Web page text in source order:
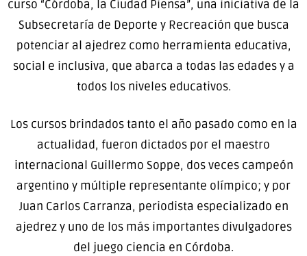
curso “Córdoba, la Ciudad Piensa”, una iniciativa de la
Subsecretaría de Deporte y Recreación que busca
potenciar al ajedrez como herramienta educativa,
social e inclusiva, que abarca a todas las edades y a
todos los niveles educativos.
Los cursos brindados tanto el año pasado como en la
actualidad, fueron dictados por el maestro
internacional Guillermo Soppe, dos veces campeón
argentino y múltiple representante olímpico; y por
Juan Carlos Carranza, periodista especializado en
ajedrez y uno de los más importantes divulgadores
del juego ciencia en Córdoba.